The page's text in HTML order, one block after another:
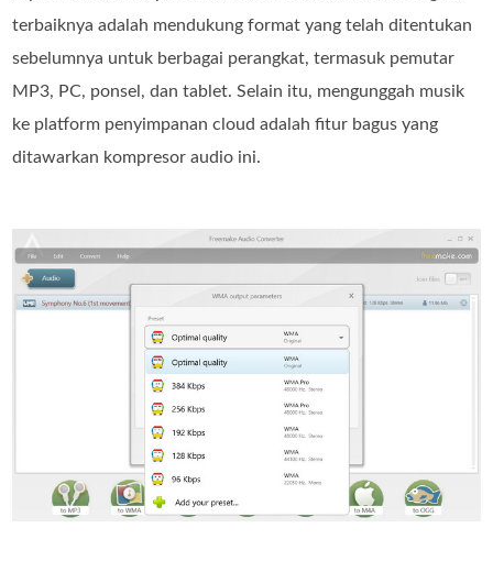
terbaiknya adalah mendukung format yang telah ditentukan
sebelumnya untuk berbagai perangkat, termasuk pemutar
MP3, PC, ponsel, dan tablet. Selain itu, mengunggah musik
ke platform penyimpanan cloud adalah fitur bagus yang
ditawarkan kompresor audio ini.